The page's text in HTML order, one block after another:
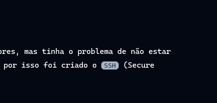
mas tinha o problema de não estar
por isso foi criado o
SSH
(Secure